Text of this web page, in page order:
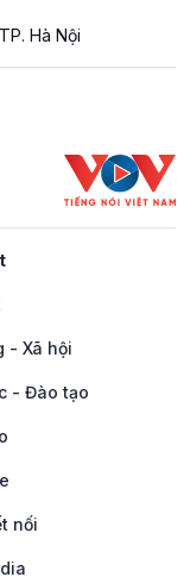
Hà Nội
- Xã hội
- Đào tạo
nối